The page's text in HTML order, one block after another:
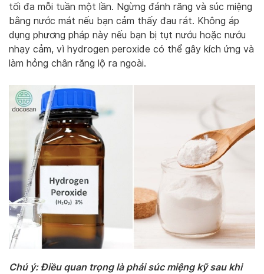
tối đa mỗi tuần một lần. Ngừng đánh răng và súc miệng
bằng nước mát nếu bạn cảm thấy đau rát. Không áp
dụng phương pháp này nếu bạn bị tụt nướu hoặc nướu
nhạy cảm, vì hydrogen peroxide có thể gây kích ứng và
làm hỏng chân răng lộ ra ngoài.
Chú ý: Điều quan trọng là phải súc miệng kỹ sau khi